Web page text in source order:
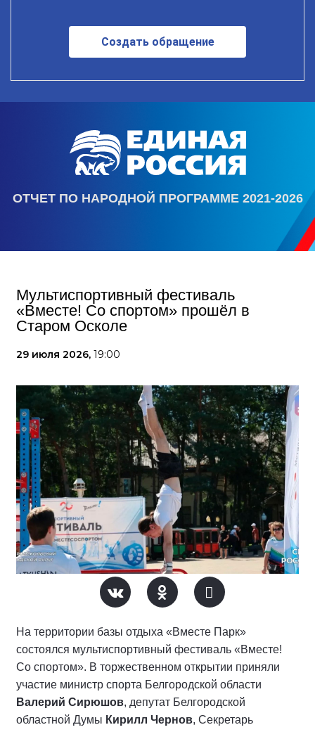
Создать обращение
ОТЧЕТ ПО НАРОДНОЙ ПРОГРАММЕ 2021-2026
Мультиспортивный фестиваль
«Вместе! Со спортом» прошёл в
Старом Осколе
29 июля 2026, 19:00
На территории базы отдыха «Вместе Парк»
состоялся мультиспортивный фестиваль «Вместе!
Со спортом». В торжественном открытии приняли
участие министр спорта Белгородской области
Валерий Сирюшов, депутат Белгородской
областной Думы Кирилл Чернов, Секретарь